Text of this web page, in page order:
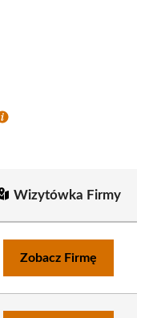
Wizytówka Firmy
Zobacz Firmę